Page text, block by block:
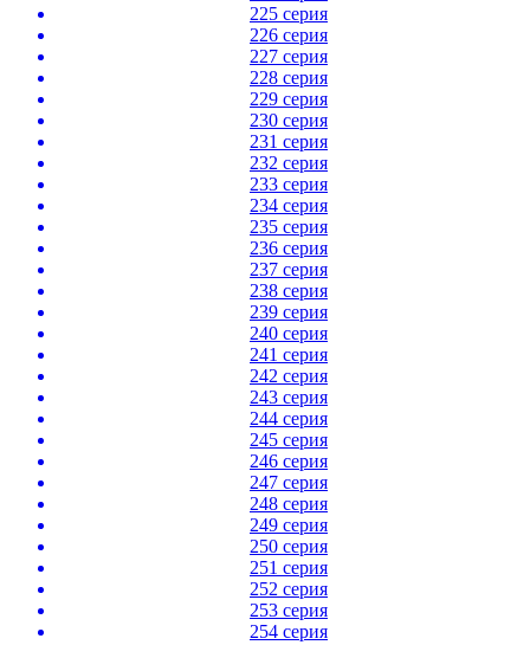
225 серия
226 серия
227 серия
228 серия
229 серия
230 серия
231 серия
232 серия
233 серия
234 серия
235 серия
236 серия
237 серия
238 серия
239 серия
240 серия
241 серия
242 серия
243 серия
244 серия
245 серия
246 серия
247 серия
248 серия
249 серия
250 серия
251 серия
252 серия
253 серия
254 серия